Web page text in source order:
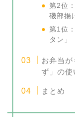
第2位
磯部揚
第1位
タン」
お弁当
ず」の使
まとめ